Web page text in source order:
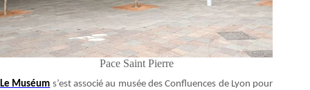
Pace Saint Pierre
Le Muséum s’est associé au musée des Confluences de Lyon pour